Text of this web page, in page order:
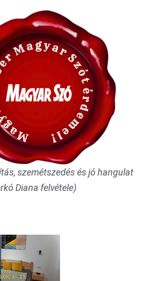
szemétszedés és jó hangulat
Diana felvétele)